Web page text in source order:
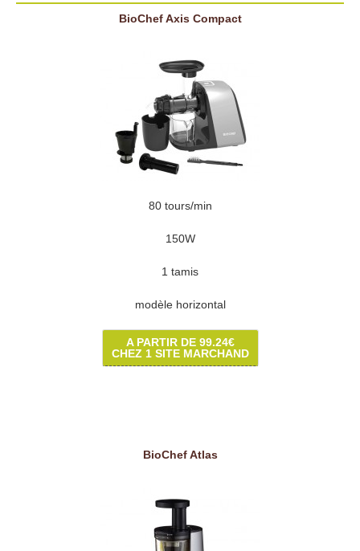
BioChef Axis Compact
80 tours/min
150W
1 tamis
modèle horizontal
A PARTIR DE 99.24€
CHEZ 1 SITE MARCHAND
BioChef Atlas